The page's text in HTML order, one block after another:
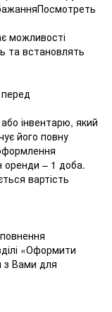
можливості
та встановлять
інвентарю, який
його повну
оренди – 1 доба.
вартість
«Оформити
з Вами для